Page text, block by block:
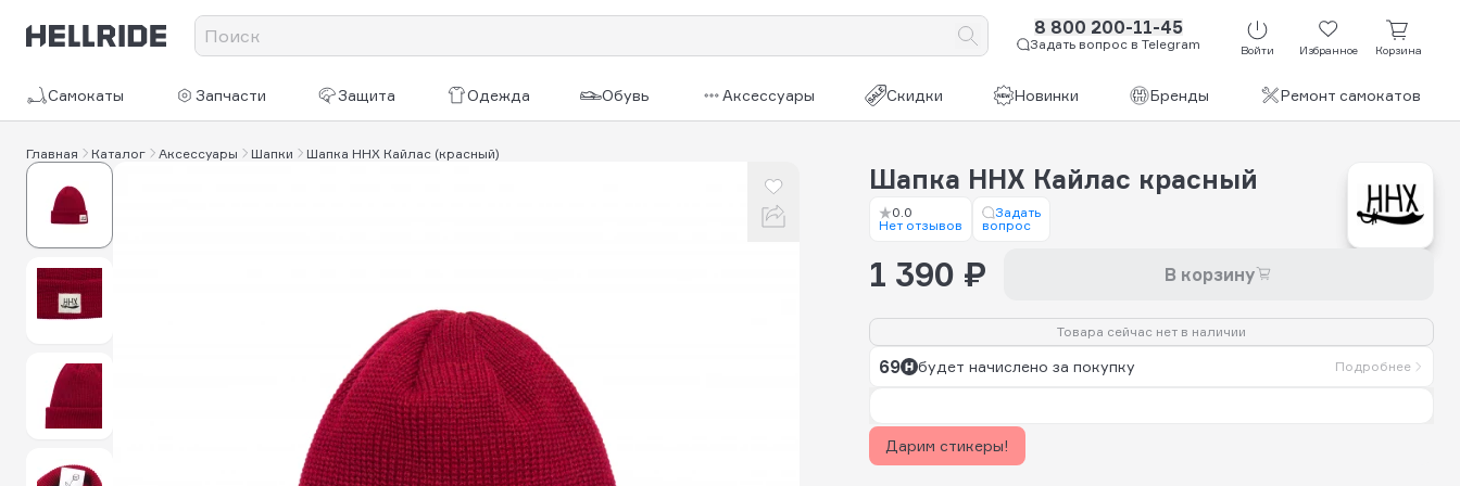
8 800 200-11-45
Задать вопрос в Telegram Войти Избранное Корзина
Самокаты Запчасти Защита Одежда Обувь Аксессуары Скидки Новинки Бренды Ремонт самокатов
Главная Каталог Аксессуары Шапки Шапка HHX Кайлас (красный)
Шапка HHX Кайлас красный
0.0
Нет отзывов
Задать
вопрос
1 390 ₽ В корзину
Товара сейчас нет в наличии
69 будет начислено за покупку Подробнее
Дарим стикеры!